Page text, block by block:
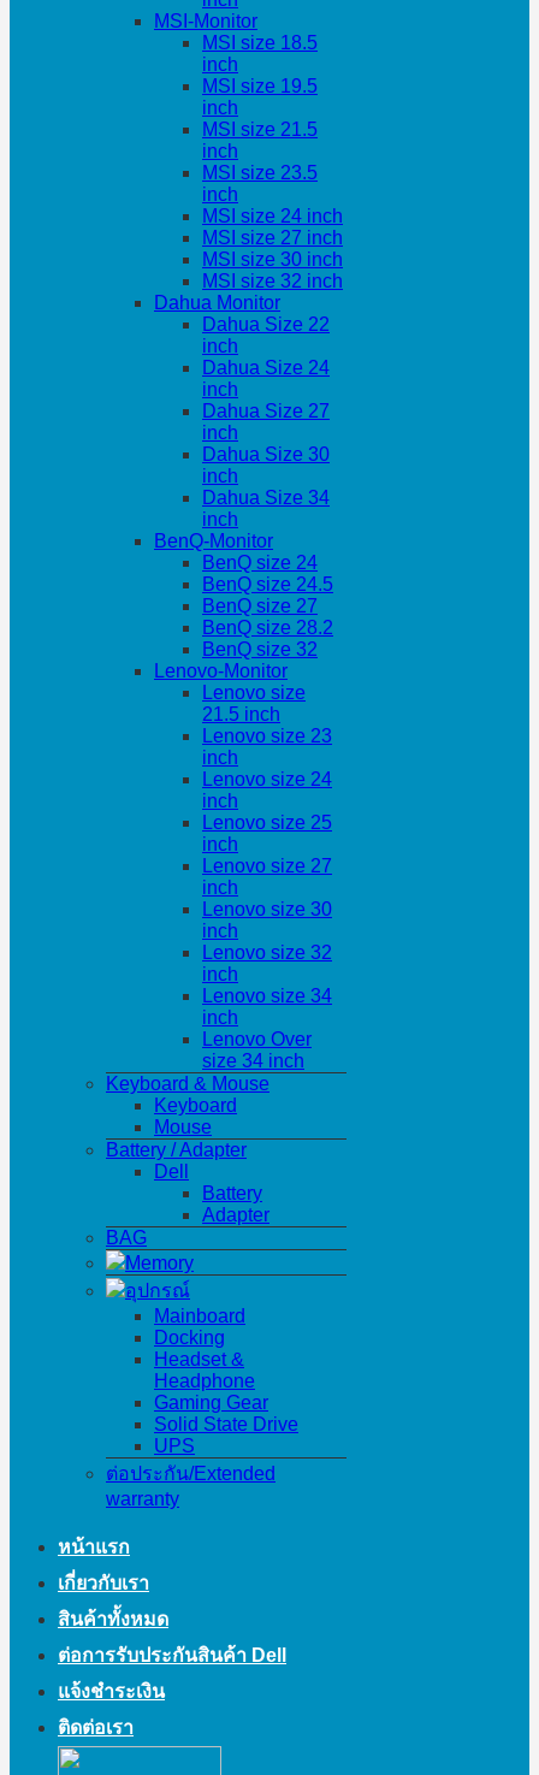
MSI-Monitor
MSI size 18.5
inch
MSI size 19.5
inch
MSI size 21.5
inch
MSI size 23.5
inch
MSI size 24 inch
MSI size 27 inch
MSI size 30 inch
MSI size 32 inch
Dahua Monitor
Dahua Size 22
inch
Dahua Size 24
inch
Dahua Size 27
inch
Dahua Size 30
inch
Dahua Size 34
inch
BenQ-Monitor
BenQ size 24
BenQ size 24.5
BenQ size 27
BenQ size 28.2
BenQ size 32
Lenovo-Monitor
Lenovo size
21.5 inch
Lenovo size 23
inch
Lenovo size 24
inch
Lenovo size 25
inch
Lenovo size 27
inch
Lenovo size 30
inch
Lenovo size 32
inch
Lenovo size 34
inch
Lenovo Over
size 34 inch
Keyboard & Mouse
Keyboard
Mouse
Battery / Adapter
Dell
Battery
Adapter
BAG
Memory
อุปกรณ์
Mainboard
Docking
Headset &
Headphone
Gaming Gear
Solid State Drive
UPS
ต่อประกัน/Extended
warranty
หน้าแรก
เกี่ยวกับเรา
สินค้าทั้งหมด
ต่อการรับประกันสินค้า Dell
แจ้งชำระเงิน
ติดต่อเรา